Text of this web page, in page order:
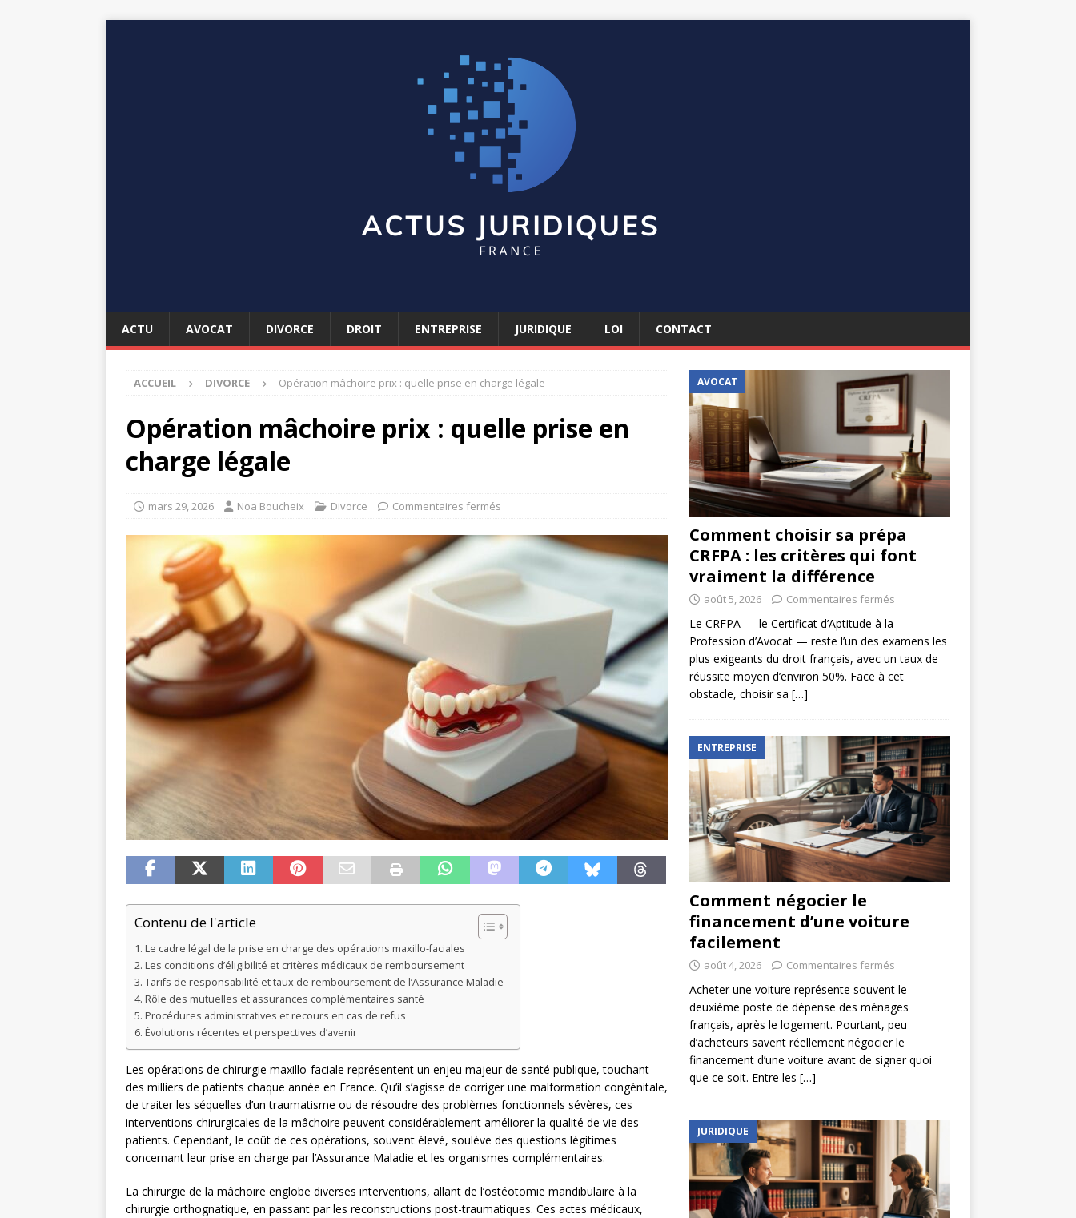
ACTU AVOCAT DIVORCE DROIT ENTREPRISE JURIDIQUE LOI CONTACT
ACCUEIL DIVORCE Opération mâchoire prix : quelle prise en charge légale
Opération mâchoire prix : quelle prise en
charge légale
mars 29, 2026 Noa Boucheix Divorce Commentaires fermés
Contenu de l'article
Le cadre légal de la prise en charge des opérations maxillo-faciales
Les conditions d’éligibilité et critères médicaux de remboursement
Tarifs de responsabilité et taux de remboursement de l’Assurance Maladie
Rôle des mutuelles et assurances complémentaires santé
Procédures administratives et recours en cas de refus
Évolutions récentes et perspectives d’avenir
Les opérations de chirurgie maxillo-faciale représentent un enjeu majeur de santé publique, touchant
des milliers de patients chaque année en France. Qu’il s’agisse de corriger une malformation congénitale,
de traiter les séquelles d’un traumatisme ou de résoudre des problèmes fonctionnels sévères, ces
interventions chirurgicales de la mâchoire peuvent considérablement améliorer la qualité de vie des
patients. Cependant, le coût de ces opérations, souvent élevé, soulève des questions légitimes
concernant leur prise en charge par l’Assurance Maladie et les organismes complémentaires.
La chirurgie de la mâchoire englobe diverses interventions, allant de l’ostéotomie mandibulaire à la
chirurgie orthognatique, en passant par les reconstructions post-traumatiques. Ces actes médicaux,
AVOCAT
Comment choisir sa prépa
CRFPA : les critères qui font
vraiment la différence
août 5, 2026 Commentaires fermés
Le CRFPA — le Certificat d’Aptitude à la
Profession d’Avocat — reste l’un des examens les
plus exigeants du droit français, avec un taux de
réussite moyen d’environ 50%. Face à cet
obstacle, choisir sa […]
ENTREPRISE
Comment négocier le
financement d’une voiture
facilement
août 4, 2026 Commentaires fermés
Acheter une voiture représente souvent le
deuxième poste de dépense des ménages
français, après le logement. Pourtant, peu
d’acheteurs savent réellement négocier le
financement d’une voiture avant de signer quoi
que ce soit. Entre les […]
JURIDIQUE